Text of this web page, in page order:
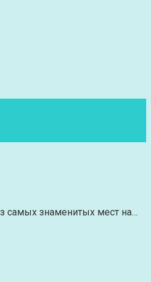
самых знаменитых мест на…